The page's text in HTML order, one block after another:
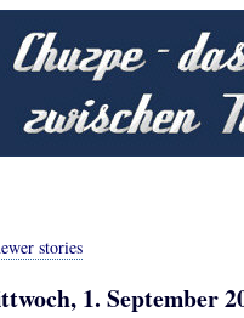
stories
1. September